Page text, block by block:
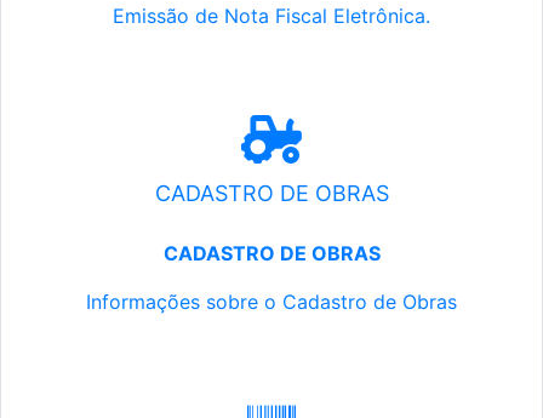
Emissão de Nota Fiscal Eletrônica.
CADASTRO DE OBRAS
CADASTRO DE OBRAS
Informações sobre o Cadastro de Obras